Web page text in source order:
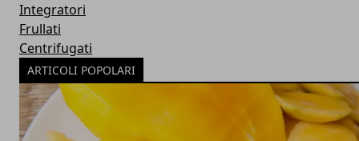
Integratori
Frullati
Centrifugati
ARTICOLI POPOLARI